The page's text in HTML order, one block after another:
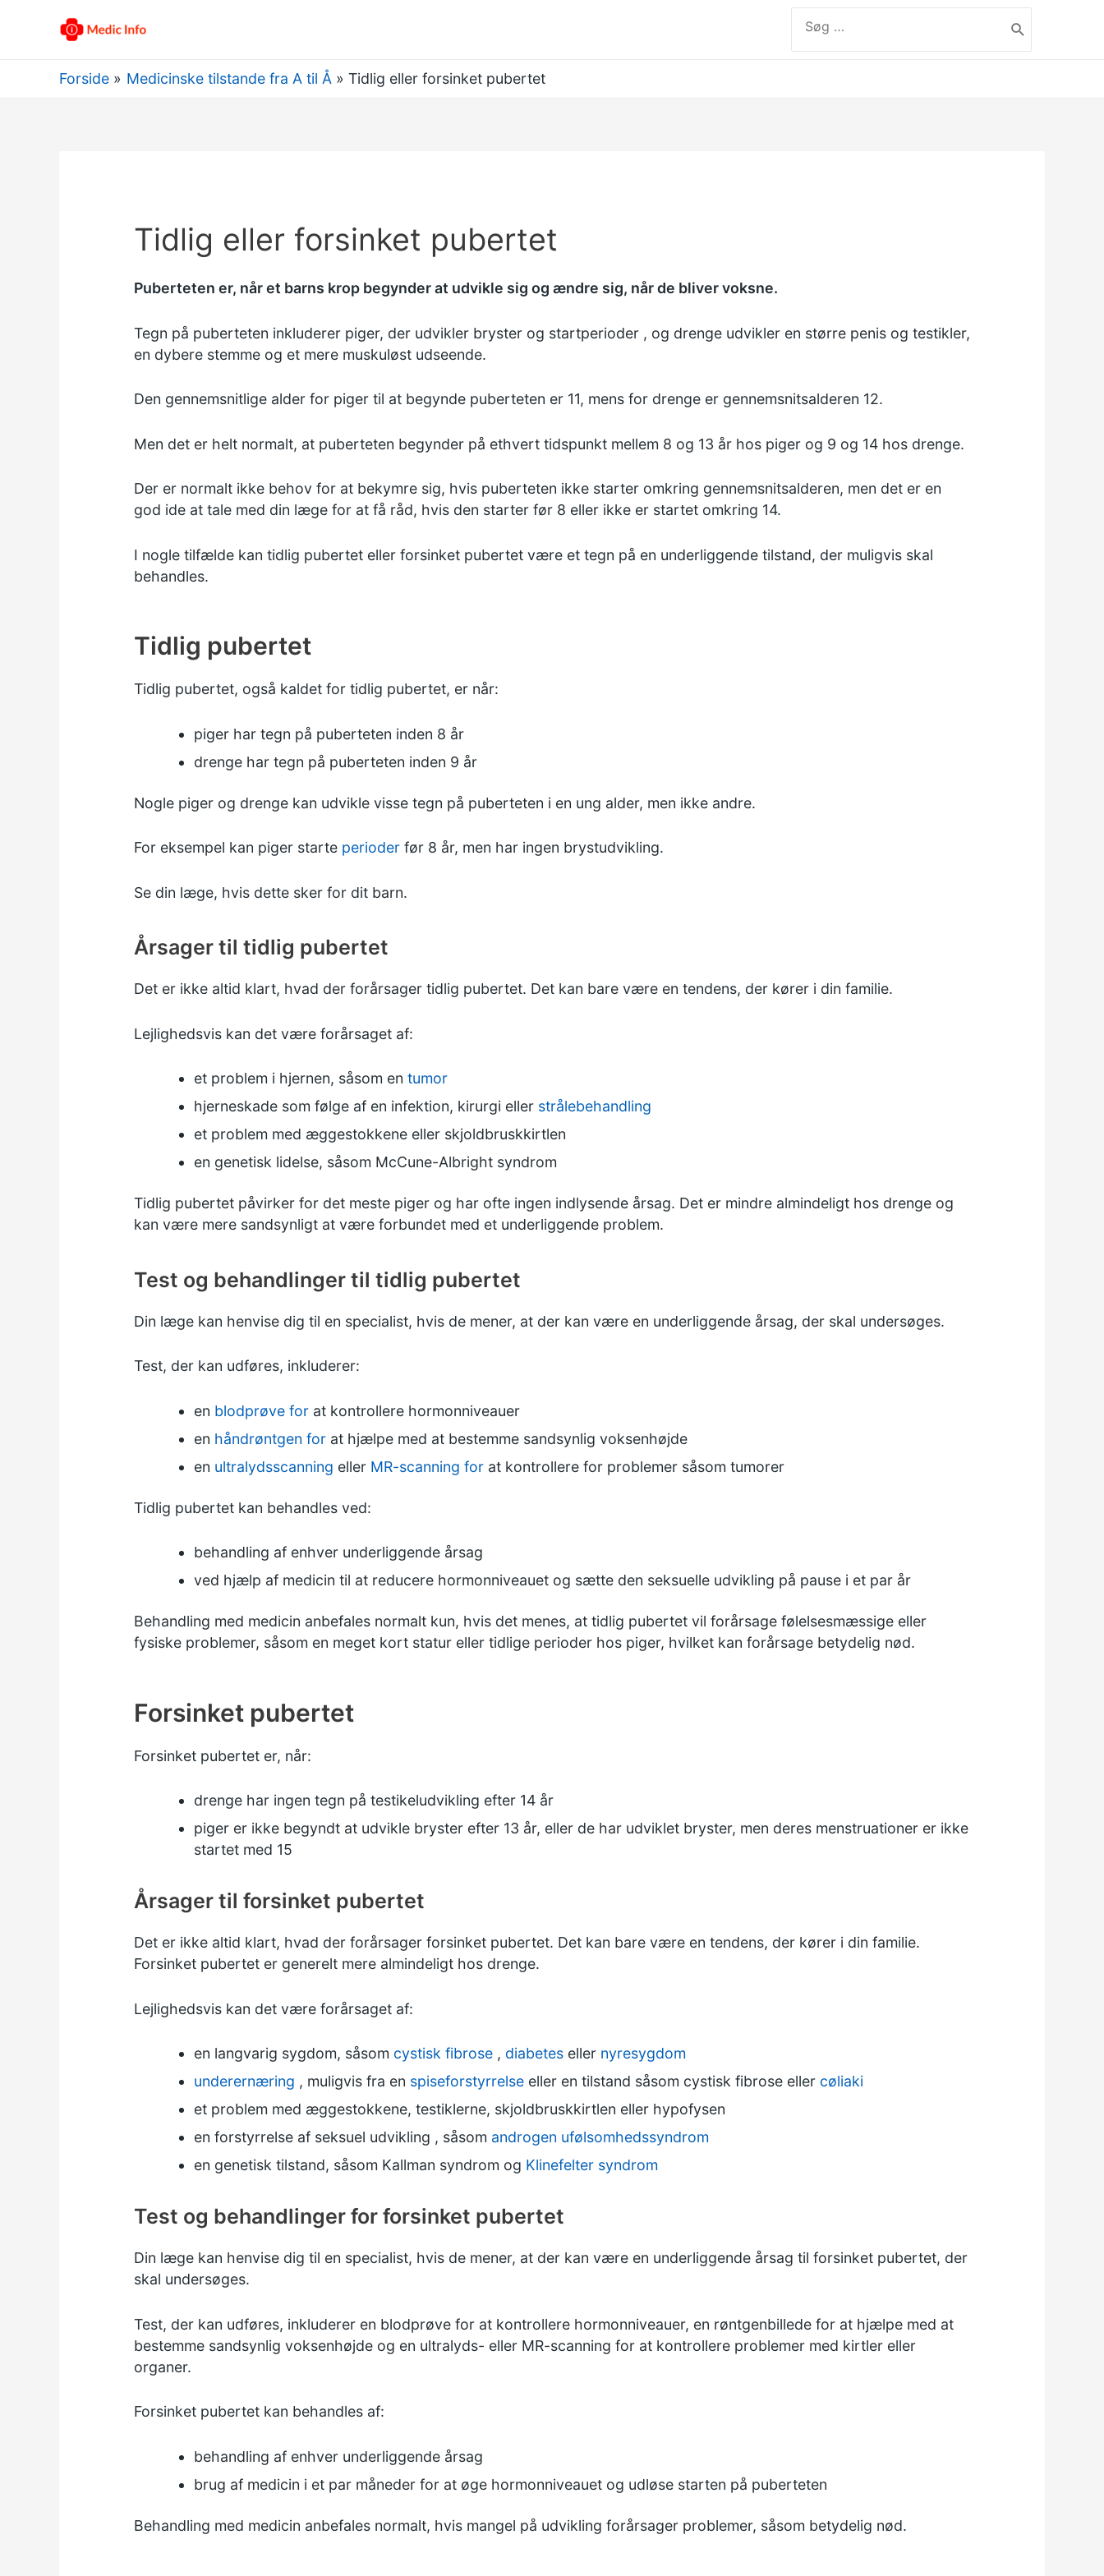
efter:
label
Forside Medicinske tilstande fra A til Å Tidlig eller forsinket pubertet
Tidlig eller forsinket pubertet
Puberteten er, når et barns krop begynder at udvikle sig og ændre sig, når de bliver voksne.
Tegn på puberteten inkluderer piger, der udvikler bryster og startperioder, og drenge udvikler en større penis og testikler,
en dybere stemme og et mere muskuløst udseende.
Den gennemsnitlige alder for piger til at begynde puberteten er 11, mens for drenge er gennemsnitsalderen 12.
Men det er helt normalt, at puberteten begynder på ethvert tidspunkt mellem 8 og 13 år hos piger og 9 og 14 hos drenge.
Der er normalt ikke behov for at bekymre sig, hvis puberteten ikke starter omkring gennemsnitsalderen, men det er en
god ide at tale med din læge for at få råd, hvis den starter før 8 eller ikke er startet omkring 14.
I nogle tilfælde kan tidlig pubertet eller forsinket pubertet være et tegn på en underliggende tilstand, der muligvis skal
behandles.
Tidlig pubertet
Tidlig pubertet, også kaldet for tidlig pubertet, er når:
piger hartegn på puberteten inden 8 år
drenge har tegn på puberteten inden 9 år
Nogle piger og drenge kan udvikle visse tegn på puberteten i en ung alder, men ikke andre.
For eksempel kan piger starte perioderfør 8 år, men har ingen brystudvikling.
Se din læge, hvis dette sker for dit barn.
Årsager til tidlig pubertet
Det er ikke altid klart, hvad der forårsager tidlig pubertet. Det kan bare være en tendens, der kører i din familie.
Lejlighedsvis kan det være forårsaget af:
et problem i hjernen, såsom entumor
hjerneskade som følge af en infektion, kirurgi eller strålebehandling
et problem med æggestokkene eller skjoldbruskkirtlen
en genetisk lidelse, såsom McCune-Albright syndrom
Tidlig pubertet påvirker for det meste piger og har ofte ingen indlysende årsag. Det er mindre almindeligt hos drenge og
kan være mere sandsynligt at være forbundet med et underliggende problem.
Test og behandlinger til tidlig pubertet
Din læge kan henvise dig til en specialist, hvis de mener, at der kan være en underliggende årsag, der skal undersøges.
Test, der kan udføres, inkluderer:
en blodprøve for at kontrollere hormonniveauer
en håndrøntgen for at hjælpe med at bestemme sandsynlig voksenhøjde
en ultralydsscanning eller MR-scanning for at kontrollere for problemer såsom tumorer
Tidlig pubertet kan behandles ved:
behandling af enhver underliggende årsag
ved hjælp af medicin til at reducere hormonniveauet og sætte den seksuelle udvikling på pause i et par år
Behandling med medicin anbefales normalt kun, hvis det menes, at tidlig pubertet vil forårsage følelsesmæssige eller
fysiske problemer, såsom en meget kort statur eller tidlige perioder hos piger, hvilket kan forårsage betydelig nød.
Forsinket pubertet
Forsinket pubertet er, når:
drenge har ingen tegn på testikeludvikling efter 14 år
piger er ikke begyndt at udvikle bryster efter 13 år, eller de har udviklet bryster, men deres menstruationer er ikke
startet med 15
Årsager til forsinket pubertet
Det er ikke altid klart, hvad der forårsager forsinket pubertet. Det kan bare være en tendens, der kører i din familie.
Forsinket pubertet er generelt mere almindeligt hos drenge.
Lejlighedsvis kan det være forårsaget af:
en langvarig sygdom, såsom cystisk fibrose , diabetes eller nyresygdom
underernæring , muligvis fra en spiseforstyrrelse eller en tilstand såsom cystisk fibrose eller cøliaki
et problem med æggestokkene, testiklerne, skjoldbruskkirtlen eller hypofysen
enforstyrrelse af seksuel udvikling , såsom androgen ufølsomhedssyndrom
en genetisk tilstand, såsom Kallman syndrom og Klinefelter syndrom
Test og behandlinger for forsinket pubertet
Din læge kan henvise dig til en specialist, hvis de mener, at der kan være en underliggende årsag til forsinket pubertet, der
skal undersøges.
Test, der kan udføres, inkluderer en blodprøve for at kontrollere hormonniveauer, en røntgenbillede for at hjælpe med at
bestemme sandsynlig voksenhøjde og en ultralyds- eller MR-scanning for at kontrollere problemer med kirtler eller
organer.
Forsinket pubertet kan behandles af:
behandling af enhver underliggende årsag
brug af medicin i et par måneder for at øge hormonniveauet og udløse starten på puberteten
Behandling med medicin anbefales normalt, hvis mangel på udvikling forårsager problemer, såsom betydelig nød.